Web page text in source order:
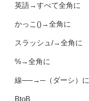
英語→すべて全角に
かっこ()→全角に
スラッシュ/→全角に
%→全角に
線──→─（ダーシ）に
BtoB